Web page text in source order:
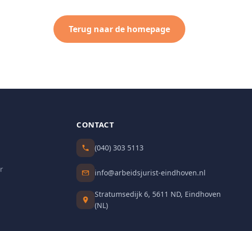
Terug naar de homepage
CONTACT
(040) 303 5113
info@arbeidsjurist-eindhoven.nl
Stratumsedijk 6, 5611 ND, Eindhoven
(NL)